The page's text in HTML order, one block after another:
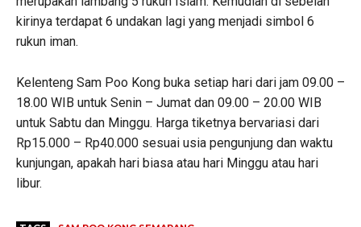
kirinya terdapat 6 undakan lagi yang menjadi simbol 6
rukun iman.
Kelenteng Sam Poo Kong buka setiap hari dari jam 09.00 –
18.00 WIB untuk Senin – Jumat dan 09.00 – 20.00 WIB
untuk Sabtu dan Minggu. Harga tiketnya bervariasi dari
Rp15.000 – Rp40.000 sesuai usia pengunjung dan waktu
kunjungan, apakah hari biasa atau hari Minggu atau hari
libur.